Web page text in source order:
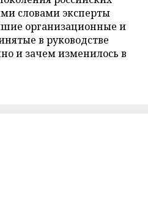
словами эксперты
организационные и
в руководстве
и зачем изменилось в